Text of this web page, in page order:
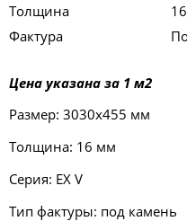
Толщина
Фактура
Цена указана за 1 м2
Размер: 3030х455 мм
Толщина: 16 мм
Серия: EX V
Тип фактуры: под камень